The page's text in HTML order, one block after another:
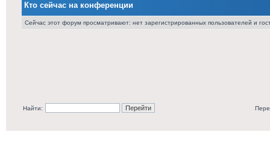
Кто сейчас на конференции
Сейчас этот форум просматривают: нет зарегистрированных пользователей и
Найти: